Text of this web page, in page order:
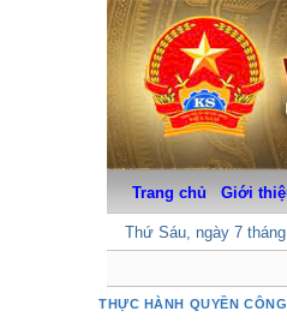
Trang chủ Giới
Thứ Sáu, ngày 7
THỰC HÀNH QUYỀN